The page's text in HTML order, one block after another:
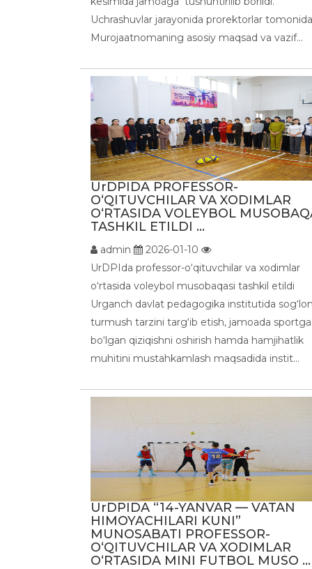
Uchrashuvlar jarayonida prorektorlar
Murojaatnomaning asosiy maqsad va vazif...
UrDPIDA PROFESSOR-
O‘QITUVCHILAR VA XODIMLAR
O‘RTASIDA VOLEYBOL
TASHKIL ETILDI ...
admin
2026-01-10
UrDPIda professor-o‘qituvchilar va xodimlar
o‘rtasida voleybol musobaqasi tashkil etildi
Urganch davlat pedagogika institutida
turmush tarzini targ‘ib etish, jamoada sportga
bo‘lgan qiziqishni oshirish hamda hamjihatlik
muhitini mustahkamlash maqsadida instit...
UrDPIDA “14-YANVAR — VATAN
HIMOYACHILARI KUNI”
MUNOSABATI PROFESSOR-
O‘QITUVCHILAR VA XODIMLAR
O‘RTASIDA MINI FUTBOL MUSO ...